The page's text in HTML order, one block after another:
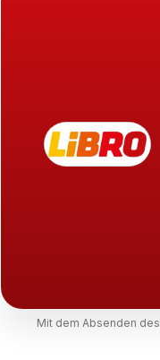
Mit dem Absenden